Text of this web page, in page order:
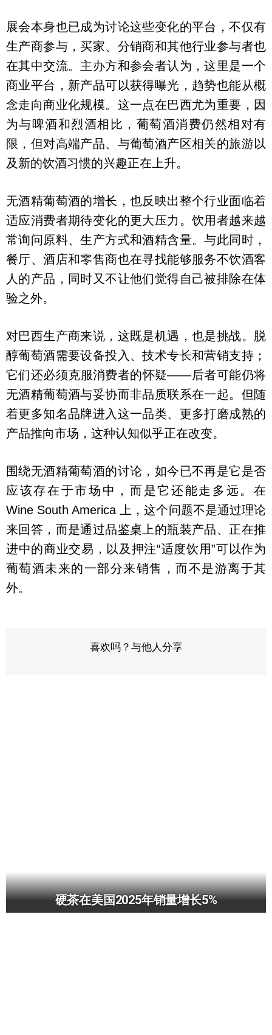
展会本身也已成为讨论这些变化的平台，不仅有
生产商参与，买家、分销商和其他行业参与者也
在其中交流。主办方和参会者认为，这里是一个
商业平台，新产品可以获得曝光，趋势也能从概
念走向商业化规模。这一点在巴西尤为重要，因
为与啤酒和烈酒相比，葡萄酒消费仍然相对有
限，但对高端产品、与葡萄酒产区相关的旅游以
及新的饮酒习惯的兴趣正在上升。
无酒精葡萄酒的增长，也反映出整个行业面临着
适应消费者期待变化的更大压力。饮用者越来越
常询问原料、生产方式和酒精含量。与此同时，
餐厅、酒店和零售商也在寻找能够服务不饮酒客
人的产品，同时又不让他们觉得自己被排除在体
验之外。
对巴西生产商来说，这既是机遇，也是挑战。脱
醇葡萄酒需要设备投入、技术专长和营销支持；
它们还必须克服消费者的怀疑——后者可能仍将
无酒精葡萄酒与妥协而非品质联系在一起。但随
着更多知名品牌进入这一品类、更多打磨成熟的
产品推向市场，这种认知似乎正在改变。
围绕无酒精葡萄酒的讨论，如今已不再是它是否
应该存在于市场中，而是它还能走多远。在
Wine South America 上，这个问题不是通过理论
来回答，而是通过品鉴桌上的瓶装产品、正在推
进中的商业交易，以及押注“适度饮用”可以作为
葡萄酒未来的一部分来销售，而不是游离于其
外。
喜欢吗？与他人分享
硬茶在美国2025年销量增长5%